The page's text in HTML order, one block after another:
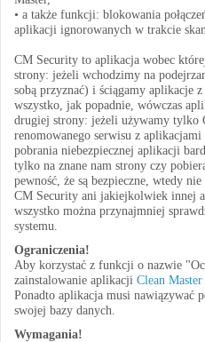
• a także funkcji: blokowania
aplikacji ignorowanych w trakcie
CM Security to aplikacja wobec
strony: jeżeli wchodzimy na
sobą przyznać) i ściągamy aplikacje
wszystko, jak popadnie, wówczas
drugiej strony: jeżeli używamy tylko
renomowanego serwisu z
pobrania niebezpiecznej aplikacji
tylko na znane nam strony czy
pewność, że są bezpieczne, wtedy
CM Security ani jakiejkolwiek innej
wszystko można przynajmniej
systemu.
Ograniczenia!
Aby korzystać z funkcji o nazwie
zainstalowanie aplikacji Clean Master
Ponadto aplikacja musi nawiązywać
swojej bazy danych.
Wymagania!